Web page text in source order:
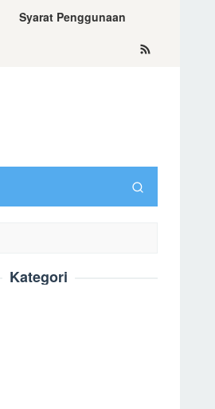
Syarat Penggunaan
Kategori